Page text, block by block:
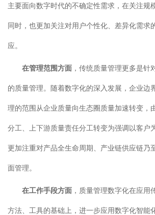
主要面向数字时代的不确定性需求，在关注规
同时，也更加关注对用户个性化、差异化需求
应。
在管理范围方面 ，传统质量管理更多是针
的质量管理。随着数字化的深入发展，企业边
理的范围从企业质量向生态圈质量加速转变，
分工、上下游质量责任分工转变为强调以客户
更加注重对产品全生命周期、产业链供应链乃
面管理。
在工作手段方面 ，质量管理数字化在应用
方法、工具的基础上，进一步应用数字化智能